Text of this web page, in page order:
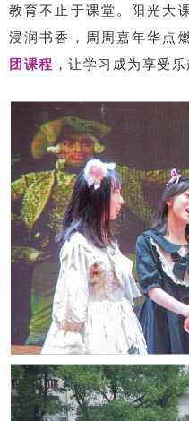
教育不止于课堂。阳光大
浸润书香，周周嘉年华点
团课程 ，让学习成为享受